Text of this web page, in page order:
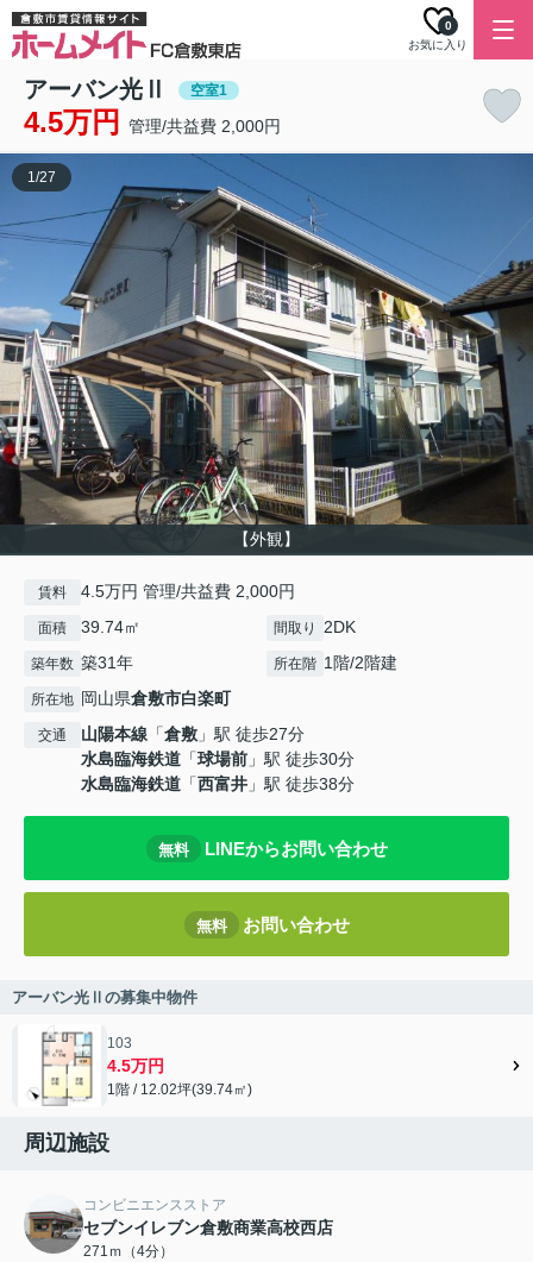
お気に入り
0
アーバン光Ⅱ 空室1
4.5万円 管理/共益費 2,000円
【外観】
1/27
賃料 4.5万円 管理/共益費 2,000円
面積 39.74㎡ 間取り 2DK
築年数 築31年 所在階 1階/2階建
所在地 岡山県倉敷市白楽町
交通 山陽本線 「倉敷 」駅 徒歩27分
水島臨海鉄道 「球場前 」駅 徒歩30分
水島臨海鉄道 「西富井 」駅 徒歩38分
無料 LINEからお問い合わせ
無料 お問い合わせ
アーバン光Ⅱの募集中物件
103
4.5万円
1階 / 12.02坪(39.74㎡)
周辺施設
コンビニエンスストア
セブンイレブン倉敷商業高校西店
271ｍ（4分）